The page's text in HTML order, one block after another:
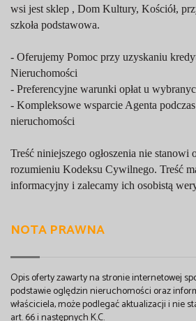
wsi jest sklep , Dom Kultury, Kościół,
szkoła podstawowa.
- Oferujemy Pomoc przy uzyskaniu
Nieruchomości
- Preferencyjne warunki opłat u
- Kompleksowe wsparcie Agenta
nieruchomości
Treść niniejszego ogłoszenia nie
rozumieniu Kodeksu Cywilnego. Treść
informacyjny i zalecamy ich osobistą
NOTA PRAWNA
Opis oferty zawarty na stronie internetowej
podstawie oględzin nieruchomości oraz
właściciela, może podlegać aktualizacji i nie
art. 66 i następnych K.C.